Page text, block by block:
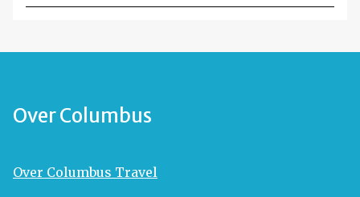
Over Columbus
Over Columbus Travel